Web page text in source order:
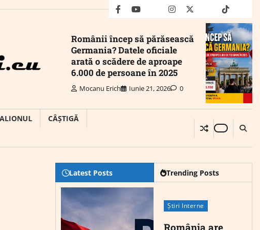
facebookyoutubeMailinstagram
twitter truthtiktok
Românii încep să părăsească
Germania? Datele oficiale
arată o scădere de aproape
6.000 de persoane în 2025
Mocanu Erich Iunie 21, 2026 0
CÂȘTIGĂ
Latest Posts Trending Posts
Știri Interne
România are